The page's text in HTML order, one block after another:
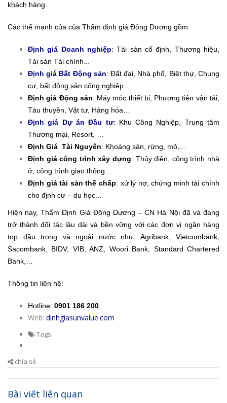
khách hàng.
Các thế mạnh của của Thẩm định giá Đông Dương gồm:
Định giá Doanh nghiệp: Tài sản cố định, Thương hiệu,
Tài sản Tài chính...
Định giá Bất Động sản: Đất đai, Nhà phố, Biệt thự, Chung
cư, bất động sản công nghiệp…
Định giá Động sản: Máy móc thiết bị, Phương tiện vận tải,
Tàu thuyền, Vật tư, Hàng hóa…
Định giá Dự án Đầu tư: Khu Công Nghiệp, Trung tâm
Thương mại, Resort, …
Định Giá Tài Nguyên: Khoáng sản, rừng, mỏ,…
Định giá công trình xây dựng: Thủy điện, công trình nhà
ở, công trình giao thông…
Định giá tài sản thế chấp: xử lý nợ, chứng minh tài chính
cho định cư – du học...
Hiện nay, Thẩm Định Giá Đông Dương – CN Hà Nội đã và đang
trở thành đối tác lâu dài và bền vững với các đơn vị ngân hàng
top đầu trong và ngoài nước như: Agribank, Vietcombank,
Sacombank, BIDV, VIB, ANZ, Woori Bank, Standard Chartered
Bank,…
Thông tin liên hệ:
Hotline: 0901 186 200
Web: dinhgiasunvalue.com
Tags:
chia sẻ
Bài viết liên quan